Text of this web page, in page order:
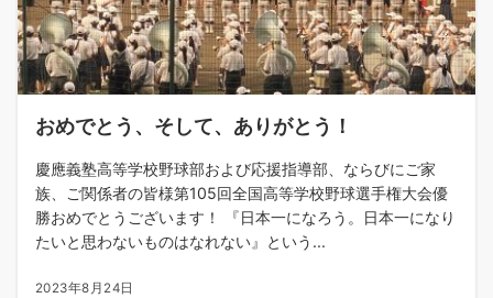
おめでとう、そして、ありがとう！
慶應義塾高等学校野球部および応援指導部、ならびにご家
族、ご関係者の皆様第105回全国高等学校野球選手権大会優
勝おめでとうございます！ 『日本一になろう。日本一になり
たいと思わないものはなれない』という...
2023年8月24日